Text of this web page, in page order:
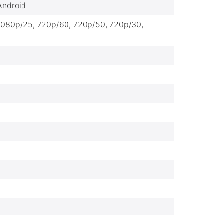
25, 720p/60, 720p/50, 720p/30,